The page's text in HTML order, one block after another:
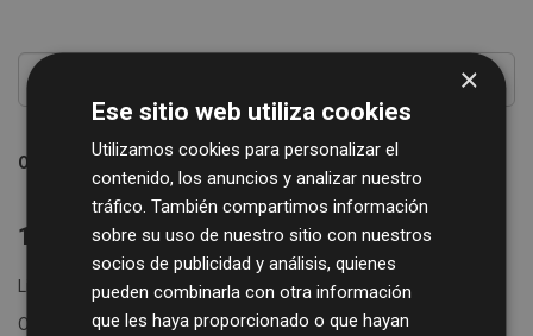
Ordenar por
1 conjunto de datos encontrado
Licencias:
Creative Commons Attribution 4.0
Organizaciones:
Diputación de Salamanca
etiquetas:
×
Ese sitio web utiliza cookies
Utilizamos cookies para personalizar el
contenido, los anuncios y analizar nuestro
tráfico. También compartimos información
sobre su uso de nuestro sitio con nuestros
socios de publicidad y análisis, quienes
pueden combinarla con otra información
que les haya proporcionado o que hayan